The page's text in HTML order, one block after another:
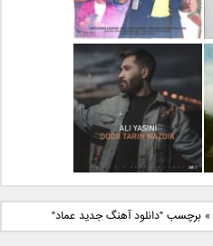
دانلود آهنگ جدید فرزاد
فرزین بنام آتیش
دانلود آهنگ جدید علی
یاسینی بنام دورترین نزدیک
»برچسب "دانلود آهنگ جدید عماد"